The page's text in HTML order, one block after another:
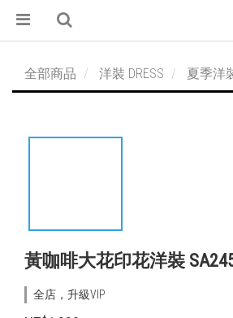
全部商品 洋裝 DRESS 夏季洋
黃咖啡大花印花洋裝
全店，升級VIP